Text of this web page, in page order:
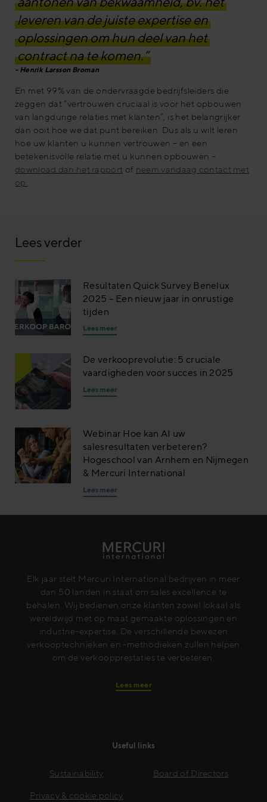
leveren van de juiste expertise en
oplossingen om hun deel van het
contract na te komen.”
Henrik Larsson Broman
En met 99% van de ondervraagde bedrijfsleiders die
zeggen dat “vertrouwen cruciaal is voor het opbouwen
van langdurige relaties met klanten”, is het belangrijker
dan ooit hoe we dat punt bereiken. Dus als u wilt leren
hoe uw klanten u kunnen vertrouwen – en een
betekenisvolle relatie met u kunnen opbouwen –
download dan het rapport of neem vandaag contact met
op.
Lees verder
Resultaten Quick Survey Benelux
2025 – Een nieuw jaar in onrustige
tijden
Lees meer
De verkooprevolutie: 5 cruciale
vaardigheden voor succes in 2025
Lees meer
Webinar Hoe kan AI uw
salesresultaten verbeteren?
Hogeschool van Arnhem en Nijmegen
& Mercuri International
Lees meer
Elk jaar stelt Mercuri International bedrijven in meer
dan 50 landen in staat om sales excellence te
behalen. Wij bedienen onze klanten zowel lokaal als
wereldwijd met op maat gemaakte oplossingen en
industrie-expertise. De verschillende bewezen
verkooptechnieken en -methodieken zullen helpen
om de verkoopprestaties te verbeteren.
Lees meer
Useful links
Sustainability
Privacy & cookie policy
Board of Directors